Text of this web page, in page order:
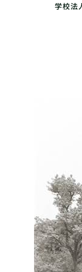
学校法